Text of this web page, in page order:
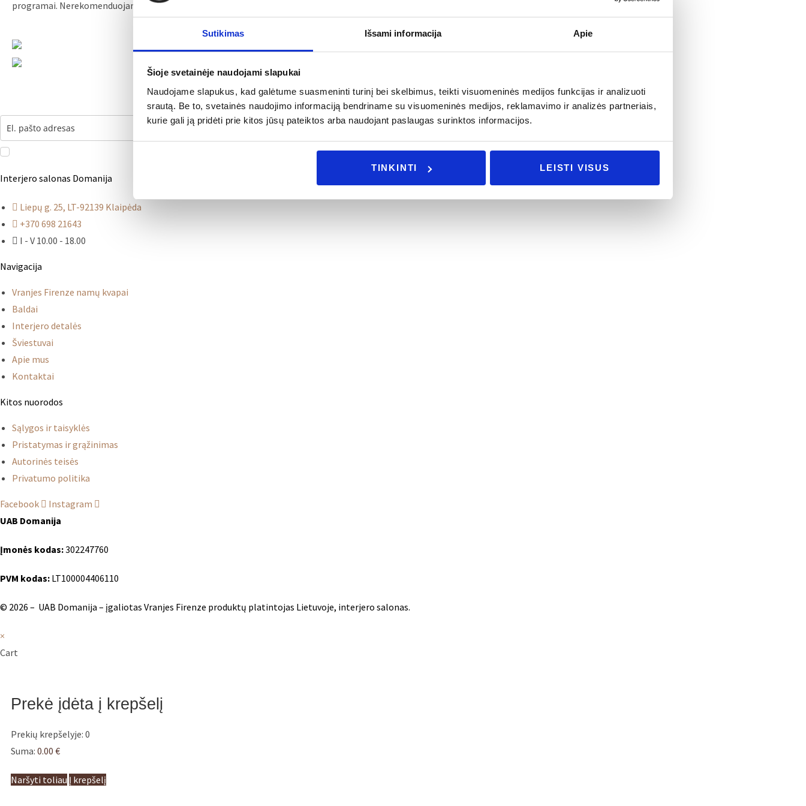
Sutikimas Išsami informacija Apie
Šioje svetainėje naudojami slapukai
Naudojame slapukus, kad galėtume suasmeninti turinį bei skelbimus, teikti visuomeninės medijos funkcijas ir analizuoti
srautą. Be to, svetainės naudojimo informaciją bendriname su visuomeninės medijos, reklamavimo ir analizės partneriais,
kurie gali ją pridėti prie kitos jūsų pateiktos arba naudojant paslaugas surinktos informacijos.
TINKINTI LEISTI VISUS
programai. Nerekomenduojama naudoti orkaitėje ir šaldiklyje.
Prenumeruokite naujienlaiškį ir pirmojo pirkimo metu dovanų gaukite 100 ml purškiamą namų kvapą.
Sutinku prenumeruoti naujienlaiškius ir gauti informaciją apie naujienas bei specialius pasiūlymus.
Interjero salonas Domanija
Liepų g. 25, LT-92139 Klaipėda
+370 698 21643
I - V 10.00 - 18.00
Navigacija
Vranjes Firenze namų kvapai
Baldai
Interjero detalės
Šviestuvai
Apie mus
Kontaktai
Kitos nuorodos
Sąlygos ir taisyklės
Pristatymas ir grąžinimas
Autorinės teisės
Privatumo politika
Facebook
Instagram
UAB Domanija
Įmonės kodas:302247760
PVM kodas: LT100004406110
© 2026 – UAB Domanija – įgaliotas Vranjes Firenze produktų platintojas Lietuvoje, interjero salonas.
×
Cart
Prekė įdėta į krepšelį
Prekių krepšelyje: 0
Suma: 0.00 €
Naršyti toliau Į krepšelį